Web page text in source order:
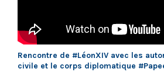
Rencontre de #LéonXIV avec les
civile et le corps diplomatique